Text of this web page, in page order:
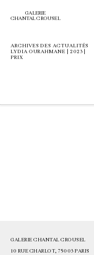
GALERIE
CHANTAL CROUSEL
ARCHIVES DES ACTUALITÉS
LYDIA OURAHMANE | 2023 |
PRIX
GALERIE CHANTAL CROUSEL
10 RUE CHARLOT, 75003 PARIS